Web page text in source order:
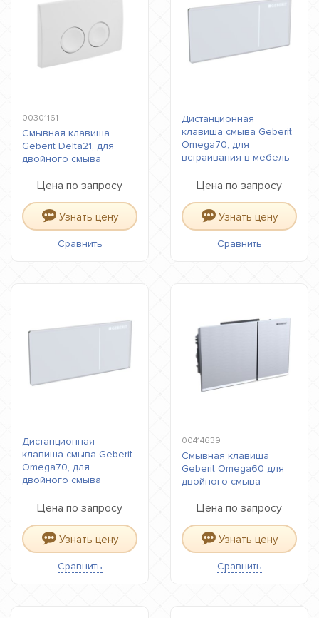
00301161
Смывная клавиша
Geberit Delta21, для
двойного смыва
Цена по запросу
Узнать цену
Сравнить
Дистанционная
клавиша смыва Geberit
Omega70, для
встраивания в мебель
Цена по запросу
Узнать цену
Сравнить
Дистанционная
клавиша смыва Geberit
Omega70, для
двойного смыва
Цена по запросу
Узнать цену
Сравнить
00414639
Смывная клавиша
Geberit Omega60 для
двойного смыва
Цена по запросу
Узнать цену
Сравнить